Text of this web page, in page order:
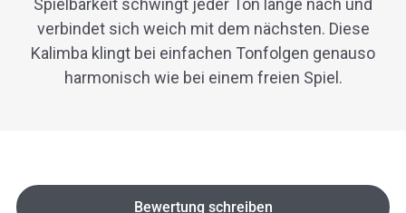
Spielbarkeit schwingt jeder Ton lange nach und
verbindet sich weich mit dem nächsten. Diese
Kalimba klingt bei einfachen Tonfolgen genauso
harmonisch wie bei einem freien Spiel.
Bewertung schreiben
New content loaded